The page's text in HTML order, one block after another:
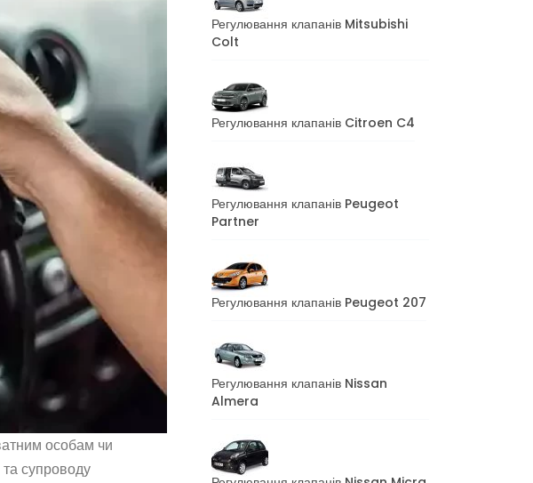
особам чи
та супроводу
Регулювання клапанів Mitsubishi
Colt
Регулювання клапанів Citroen C4
Регулювання клапанів Peugeot
Partner
Регулювання клапанів Peugeot 207
Регулювання клапанів Nissan
Almera